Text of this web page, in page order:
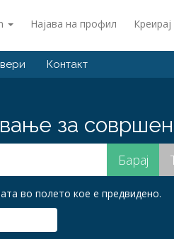
Најава на профил
Контакт
за
во полето кое е предвидено.